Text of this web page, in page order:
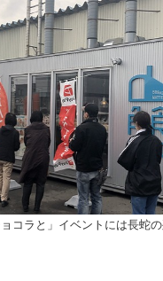
コラと」イベントには長蛇の